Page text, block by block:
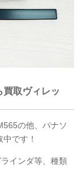
取ヴィレッ
の他、パナソ
です！
インダ等、種類